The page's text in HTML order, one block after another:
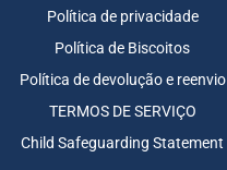
Política de privacidade
Política de Biscoitos
Política de devolução e reenvio
TERMOS DE SERVIÇO
Child Safeguarding Statement